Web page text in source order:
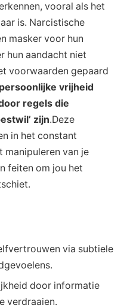
vooral als het
is. Narcistische
masker voor hun
hun aandacht niet
voorwaarden gepaard
vrijheid
regels die
zijn.Deze
in het constant
manipuleren van je
feiten om jou het
via subtiele
door informatie
verdraaien.